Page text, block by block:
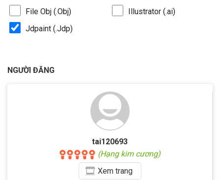
File Obj (.Obj)
Illustrator (.ai)
Jdpaint (.Jdp)
NGƯỜI ĐĂNG
tai120693
(Hạng kim cương)
Xemtrang